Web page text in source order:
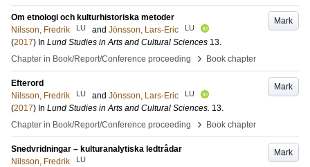
Mark
Om etnologi och kulturhistoriska metoder
Nilsson, Fredrik
LU and Jönsson, Lars-Eric LU
(2017) In Lund Studies in Arts and Cultural Sciences 13.
Chapter in Book/Report/Conference proceeding
› Book chapter
Mark
Efterord
Nilsson, Fredrik
LU and Jönsson, Lars-Eric LU
(2017) In Lund Studies in Arts and Cultural Sciences. 13.
Chapter in Book/Report/Conference proceeding
› Book chapter
Mark
Snedvridningar – kulturanalytiska ledtrådar
Nilsson, Fredrik
LU